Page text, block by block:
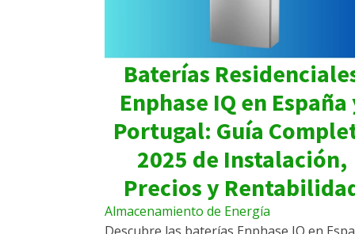
Baterías
Enphase IQ en España
Portugal: Guía
2025 de Instalación,
Precios y
Almacenamiento de Energía